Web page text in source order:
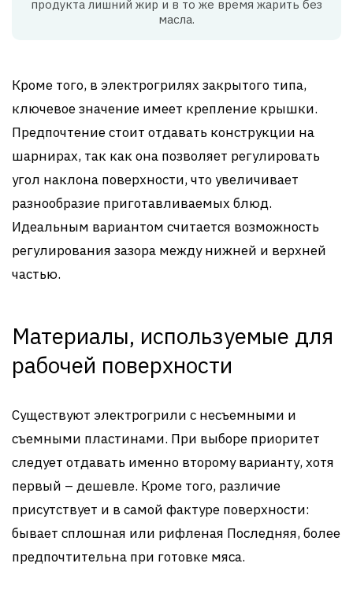
продукта лишний жир и в то же время жарить без
масла.
Кроме того, в электрогрилях закрытого типа,
ключевое значение имеет крепление крышки.
Предпочтение стоит отдавать конструкции на
шарнирах, так как она позволяет регулировать
угол наклона поверхности, что увеличивает
разнообразие приготавливаемых блюд.
Идеальным вариантом считается возможность
регулирования зазора между нижней и верхней
частью.
Материалы, используемые для
рабочей поверхности
Существуют электрогрили с несъемными и
съемными пластинами. При выборе приоритет
следует отдавать именно второму варианту, хотя
первый – дешевле. Кроме того, различие
присутствует и в самой фактуре поверхности:
бывает сплошная или рифленая Последняя, более
предпочтительна при готовке мяса.